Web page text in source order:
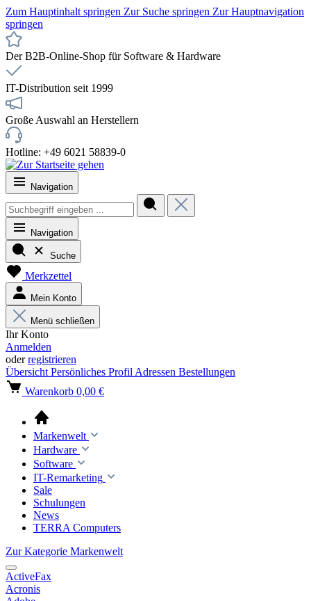
Zum Hauptinhalt springen Zur Suche springen Zur Hauptnavigation
springen
Der B2B-Online-Shop für Software & Hardware
IT-Distribution seit 1999
Große Auswahl an Herstellern
Hotline: +49 6021 58839-0
Navigation
Navigation
Suche
Merkzettel
Mein Konto
Menü schließen
Ihr Konto
Anmelden
oderregistrieren
Übersicht Persönliches Profil Adressen Bestellungen
Warenkorb 0,00 €
Markenwelt
Hardware
Software
IT-Remarketing
Sale
Schulungen
News
TERRA Computers
Zur Kategorie Markenwelt
ActiveFax
Acronis